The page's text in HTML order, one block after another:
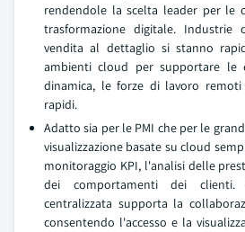
rendendole la scelta leader per le
trasformazione digitale. Industrie
vendita al dettaglio si stanno
ambienti cloud per supportare le
dinamica, le forze di lavoro
rapidi.
Adatto sia per le PMI che per le
visualizzazione basate su cloud
monitoraggio KPI, l'analisi delle
dei comportamenti dei
centralizzata supporta la
consentendo l'accesso e la